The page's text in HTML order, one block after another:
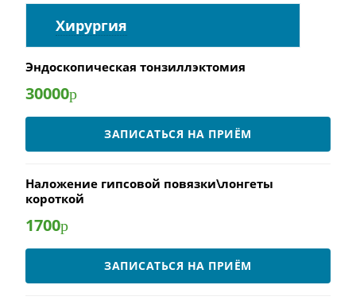
Хирургия
Эндоскопическая тонзиллэктомия
30000р
ЗАПИСАТЬСЯ НА ПРИЁМ
Наложение гипсовой повязки\лонгеты
короткой
1700р
ЗАПИСАТЬСЯ НА ПРИЁМ